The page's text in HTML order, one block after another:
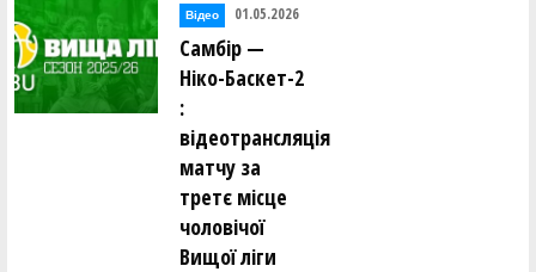
Відео 01.05.2026
Самбір —
Ніко-Баскет-2
:
відеотрансляція
матчу за
третє місце
чоловічої
Вищої ліги